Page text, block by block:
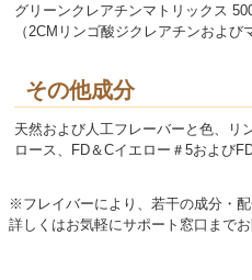
グリーンクレアチンマトリックス
（2CMリンゴ酸ジクレアチンおよび
その他成分
天然および人工フレーバーと色、リ
ロース、FD＆Cイエロー＃5および
※フレイバーにより、若干の成分・配
詳しくはお気軽にサポート窓口までお